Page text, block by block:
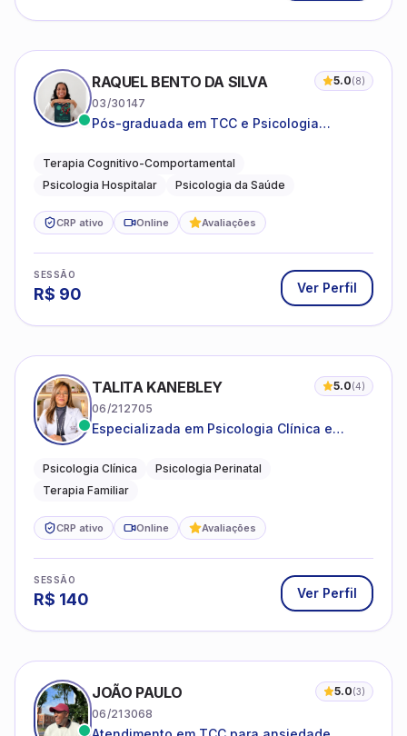
RAQUEL BENTO DA SILVA 5.0(8)
03/30147
Pós-graduada em TCC e Psicologia
Terapia Cognitivo-Comportamental
Psicologia Hospitalar
Psicologia da Saúde
CRP ativo Online Avaliações
SESSÃO
R$ 90 Ver Perfil
TALITA KANEBLEY 5.0(4)
06/212705
Especializada em Psicologia Clínica e
famílias
Psicologia Clínica
Psicologia Perinatal
Terapia Familiar
CRP ativo Online Avaliações
SESSÃO
R$ 140 Ver Perfil
JOÃO PAULO 5.0(3)
06/213068